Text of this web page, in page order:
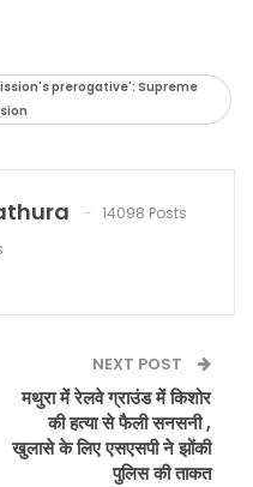
prerogative': Supreme
14098 Posts
NEXT POST
मथुरा में रेलवे ग्राउंड में किशोर
की हत्या से फैली सनसनी ,
खुलासे के लिए एसएसपी ने झोंकी
पुलिस की ताकत